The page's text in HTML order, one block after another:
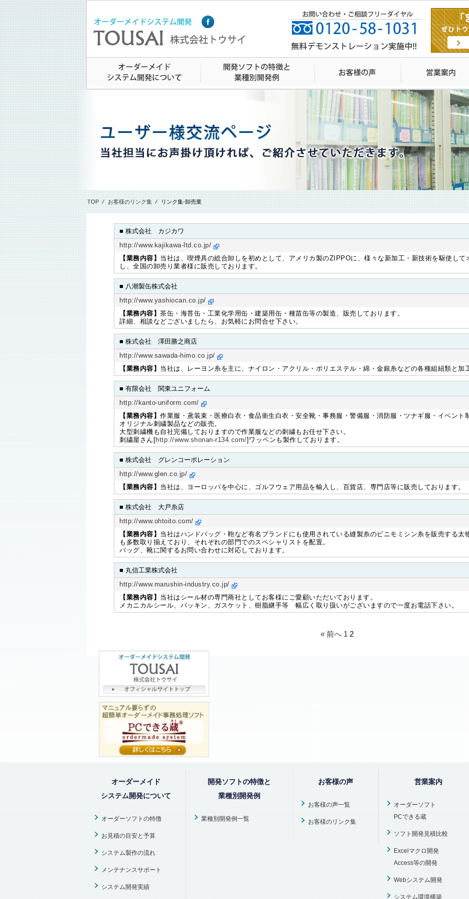
TOP ⁄ お客様のリンク集 ⁄ リンク集-卸売業
■ 株式会社 カジカワ
http://www.kajikawa-ltd.co.jp/
【業務内容】 当社は、喫煙具の総合卸しを初めとして、アメリカ製のZIPPOに、様々な新加工・新技術を駆使して
し、全国の卸売り業者様に販売しております。
■ 八潮製缶株式会社
http://www.yashiocan.co.jp/
【業務内容】 茶缶・海苔缶・工業化学用缶・建築用缶・種苗缶等の製造、販売しております。
詳細、相談などございましたら、お気軽にお問合せ下さい。
■ 株式会社 澤田勝之商店
http://www.sawada-himo.co.jp/
【業務内容】 当社は、レーヨン糸を主に、ナイロン・アクリル・ポリエステル・綿・金銀糸などの各種組紐類と加
■ 有限会社 関東ユニフォーム
http://kanto-uniform.com/
【業務内容】 作業服・鳶装束・医療白衣・食品衛生白衣・安全靴・事務服・警備服・消防服・ツナギ服・イベント
オリジナル刺繍製品などの販売。
大型刺繍機も自社完備しておりますので作業服などの刺繍もお任せ下さい。
刺繍屋さん[http://www.shonan-r134.com/]ワッペンも製作しております。
■ 株式会社 グレンコーポレーション
http://www.glen.co.jp/
【業務内容】 当社は、ヨーロッパを中心に、ゴルフウェア用品を輸入し、百貨店、専門店等に販売しております。
■ 株式会社 大戸糸店
http://www.ohtoito.com/
【業務内容】 当社はハンドバッグ・鞄など有名ブランドにも使用されている縫製糸のビニモミシン糸を販売する太
も多数取り揃えており、それぞれの部門でのスペシャリストを配置。
バッグ、靴に関するお問い合わせに対応しております。
■ 丸信工業株式会社
http://www.marushin-industry.co.jp/
【業務内容】 当社はシール材の専門商社としてお客様にご愛顧いただいております。
メカニカルシール、パッキン、ガスケット、樹脂継手等 幅広く取り扱いがございますので一度お電話下さい。
« 前へ 1 2
オーダーメイド
システム開発について
オーダーソフトの特徴
お見積の目安と予算
システム製作の流れ
メンテナンスサポート
システム開発実績
開発ソフトの特徴と
業種別開発例
業種別開発例一覧
お客様の声
お客様の声一覧
お客様のリンク集
営業案内
オーダーソフト
PCできる蔵
ソフト開発見積比較
Excelマクロ開発
Access等の開発
Webシステム開発
システム環境構築